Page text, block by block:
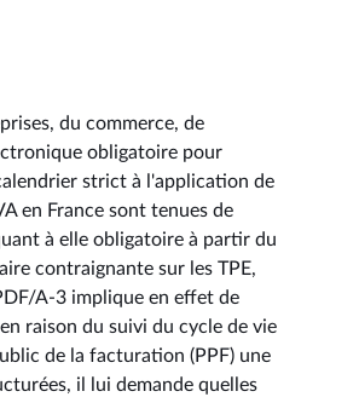
du commerce, de
obligatoire pour
strict à l'application de
en France sont tenues de
à elle obligatoire à partir du
contraignante sur les TPE,
A-3 implique en effet de
raison du suivi du cycle de vie
de la facturation (PPF) une
il lui demande quelles